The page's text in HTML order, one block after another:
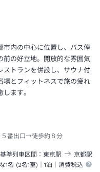
市内の中心に位置し、バス停
前の好立地。開放的な雰囲気
ストランを併設し、サウナ付
場とフィットネスで旅の疲れ
します。
５番出口→徒歩約８分
基準列車区間 東京駅 京都駅
1名 (2名1室)｜1泊 ｜消費税込